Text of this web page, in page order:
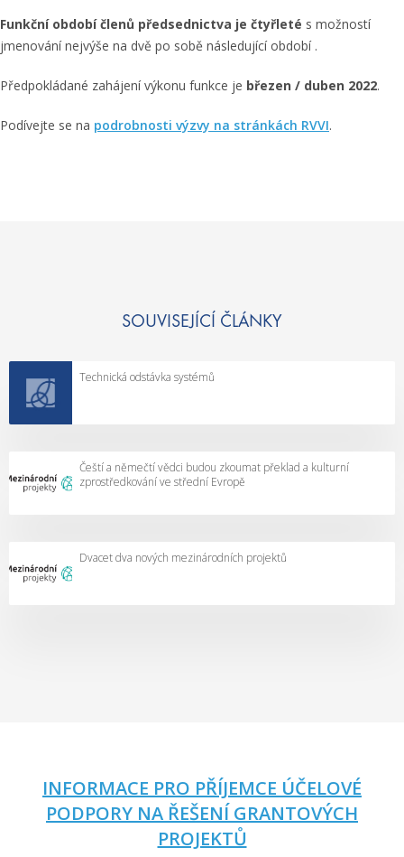
Funkční období členů předsednictva je čtyřleté s možností
jmenování nejvýše na dvě po sobě následující období .
Předpokládané zahájení výkonu funkce je březen / duben 2022.
Podívejte se na podrobnosti výzvy na stránkách RVVI.
SOUVISEJÍCÍ ČLÁNKY
Technická odstávka systémů
Čeští a němečtí vědci budou zkoumat překlad a kulturní
zprostředkování ve střední Evropě
Dvacet dva nových mezinárodních projektů
INFORMACE PRO PŘÍJEMCE ÚČELOVÉ
PODPORY NA ŘEŠENÍ GRANTOVÝCH
PROJEKTŮ